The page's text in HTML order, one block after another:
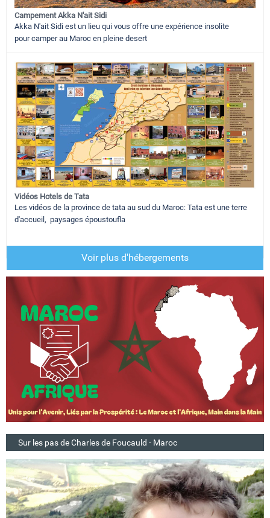
Campement Akka N'ait Sidi
Akka N'ait Sidi est un lieu qui vous offre une expérience insolite
pour camper au Maroc en pleine desert
Vidéos Hotels de Tata
Les vidéos de la province de tata au sud du Maroc: Tata est une terre
d'accueil, paysages époustoufla
Voir plus d'hébergements
Sur les pas de Charles de Foucauld - Maroc